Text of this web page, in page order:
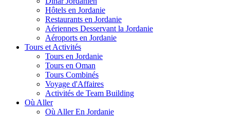
Hôtels en Jordanie
Restaurants en Jordanie
Aériennes Desservant la Jordanie
Aéroports en Jordanie
Tours et Activités
Tours en Jordanie
Tours en Oman
Tours Combinés
Voyage d'Affaires
Activités de Team Building
Où Aller
Où Aller En Jordanie